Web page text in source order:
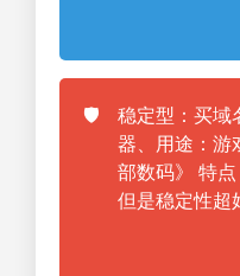
🛡️
稳定型：买域
器、用途：游
部数码》 特
但是稳定性超